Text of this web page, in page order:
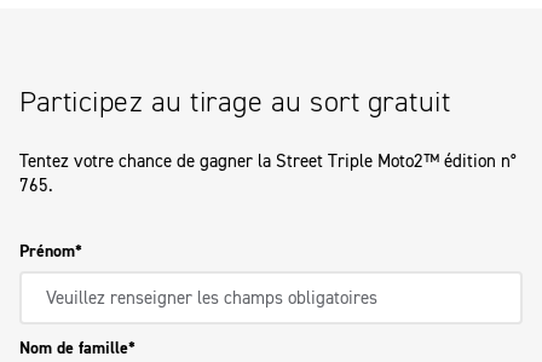
Participez au tirage au sort gratuit
Tentez votre chance de gagner la Street Triple Moto2™ édition n°
765.
Prénom
Nom de famille